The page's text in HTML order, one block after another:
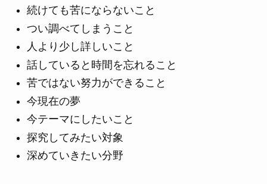
続けても苦にならないこと
つい調べてしまうこと
人より少し詳しいこと
話していると時間を忘れること
苦ではない努力ができること
今現在の夢
今テーマにしたいこと
探究してみたい対象
深めていきたい分野